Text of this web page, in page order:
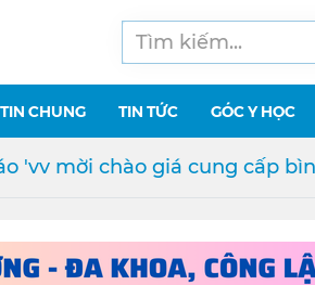
CHUNG TIN TỨC GÓC Y HỌC
'vv mời chào giá cung cấp